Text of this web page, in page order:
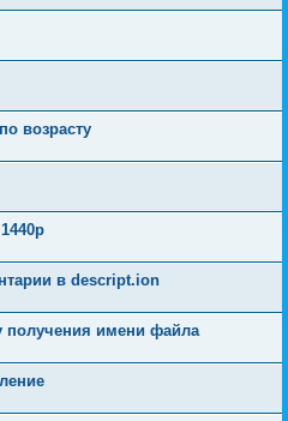
возрасту
в descript.ion
получения имени файла